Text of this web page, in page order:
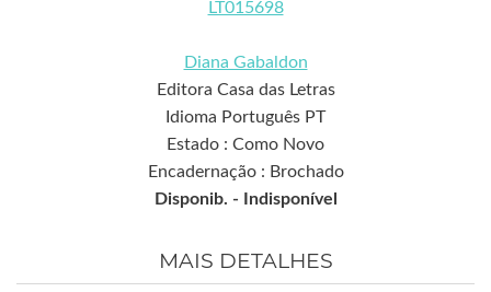
LT015698
Diana Gabaldon
Editora Casa das Letras
Idioma Português PT
Estado : Como Novo
Encadernação : Brochado
Disponib. -
Indisponível
MAIS DETALHES